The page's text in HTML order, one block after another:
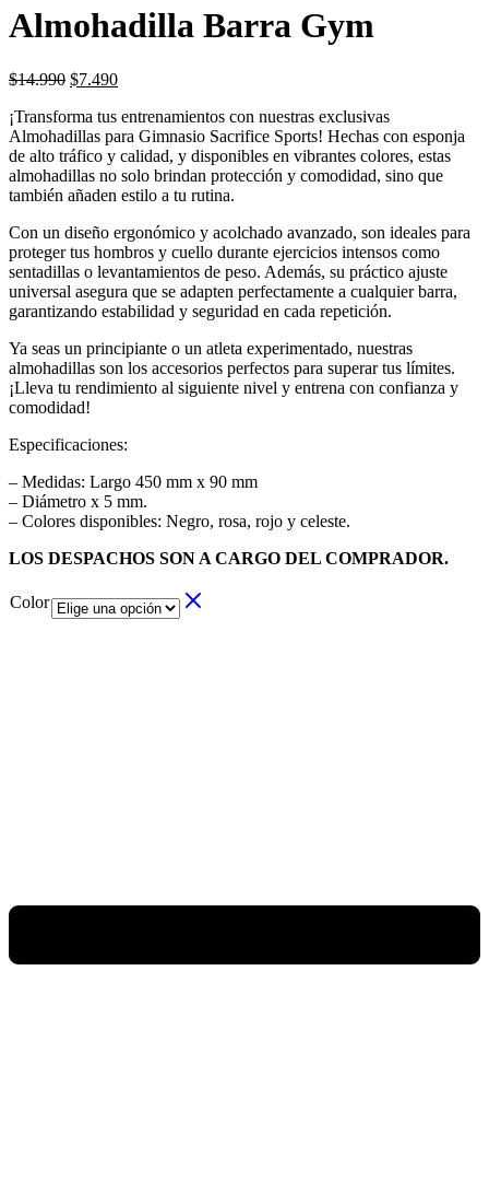
Almohadilla Barra Gym
$14.990 El
original
era:
$14.990.
$7.490El
actual
es:
$7.490.
¡Transforma tus entrenamientos con nuestras exclusivas
Almohadillas para Gimnasio Sacrifice Sports! Hechas con esponja
de alto tráfico y calidad, y disponibles en vibrantes colores, estas
almohadillas no solo brindan protección y comodidad, sino que
también añaden estilo a tu rutina.
Con un diseño ergonómico y acolchado avanzado, son ideales para
proteger tus hombros y cuello durante ejercicios intensos como
sentadillas o levantamientos de peso. Además, su práctico ajuste
universal asegura que se adapten perfectamente a cualquier barra,
garantizando estabilidad y seguridad en cada repetición.
Ya seas un principiante o un atleta experimentado, nuestras
almohadillas son los accesorios perfectos para superar tus límites.
¡Lleva tu rendimiento al siguiente nivel y entrena con confianza y
comodidad!
Especificaciones:
– Medidas: Largo 450 mm x 90 mm
– Diámetro x 5 mm.
– Colores disponibles: Negro, rosa, rojo y celeste.
LOS DESPACHOS SON A CARGO DEL COMPRADOR.
Color